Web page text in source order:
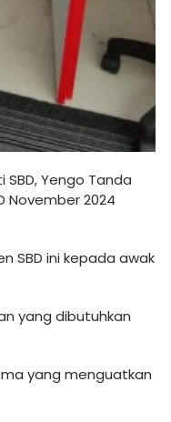
Yengo Tanda
November 2024
SBD ini kepada awak
yang dibutuhkan
yang menguatkan